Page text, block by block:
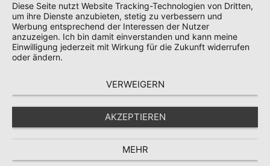
Diese Seite nutzt Website Tracking-Technologien von Dritten,
um ihre Dienste anzubieten, stetig zu verbessern und
Werbung entsprechend der Interessen der Nutzer
anzuzeigen. Ich bin damit einverstanden und kann meine
Einwilligung jederzeit mit Wirkung für die Zukunft widerrufen
oder ändern.
VERWEIGERN
AKZEPTIEREN
MEHR